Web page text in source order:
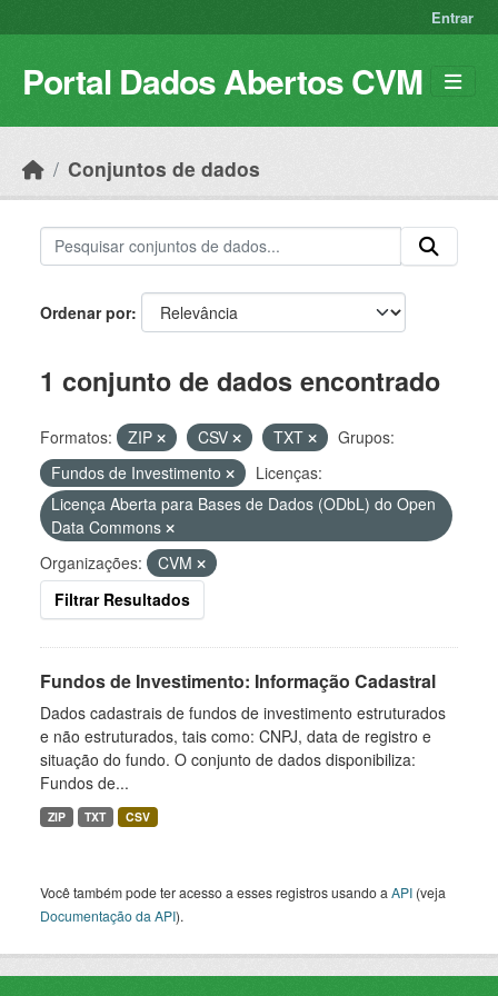
Entrar
Portal Dados Abertos CVM
Conjuntos de dados
Ordenar por
1 conjunto de dados encontrado
Formatos: ZIP CSV TXT
Grupos:
Fundos de Investimento
Licenças:
Licença Aberta para Bases de Dados (ODbL) do Open
Data Commons
Organizações:
CVM
Filtrar Resultados
Fundos de Investimento: Informação Cadastral
Dados cadastrais de fundos de investimento estruturados
e não estruturados, tais como: CNPJ, data de registro e
situação do fundo. O conjunto de dados disponibiliza:
Fundos de...
ZIP TXT CSV
Você também pode ter acesso a esses registros usando a API (veja
Documentação da API).